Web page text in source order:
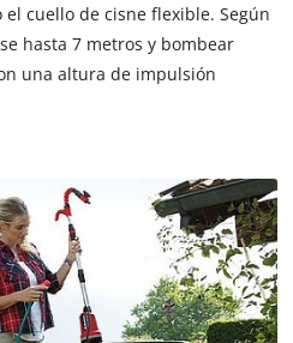
cuello de cisne flexible. Según
hasta 7 metros y bombear
una altura de impulsión